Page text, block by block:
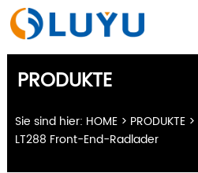
PRODUKTE
Sie sind hier: HOME> PRODUKTE>
LT288 Front-End-Radlader